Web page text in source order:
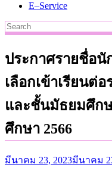
E–Service
ประกาศรายชื่อ
เลือกเข้าเรียนต่
และชั้นมัธยมศึก
ศึกษา 2566
มีนาคม 23, 2023มีนาคม